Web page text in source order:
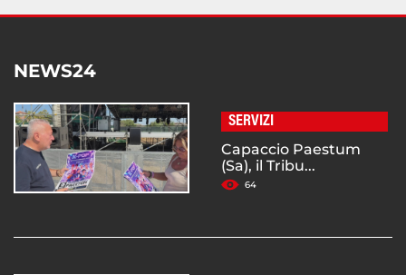
NEWS24
SERVIZI
Capaccio Paestum
(Sa), il Tribu...
64